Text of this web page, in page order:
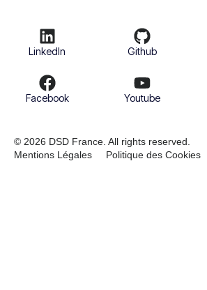
LinkedIn Github
Facebook Youtube
© 2026 DSD France. All rights reserved.
Mentions Légales
Politique des Cookies